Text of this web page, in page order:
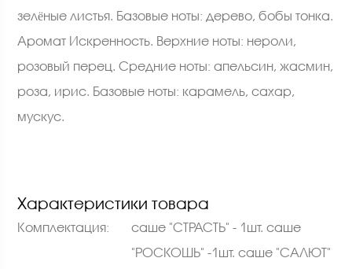
зелёные листья. Базовые ноты: дерево, бобы тонка.
Аромат Искренность. Верхние ноты: нероли,
розовый перец. Средние ноты: апельсин, жасмин,
роза, ирис. Базовые ноты: карамель, сахар,
мускус.
Характеристики товара
Комплектация:
саше "СТРАСТЬ" - 1шт. саше
"РОСКОШЬ" -1шт. саше "САЛЮТ"